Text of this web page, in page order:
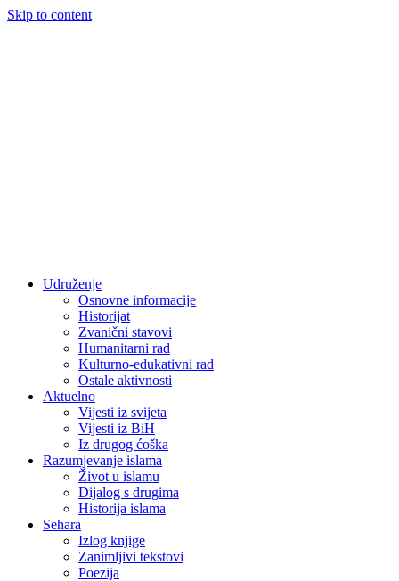
Skip to content
Udruženje
Osnovne informacije
Historijat
Zvanični stavovi
Humanitarni rad
Kulturno-edukativni rad
Ostale aktivnosti
Aktuelno
Vijesti iz svijeta
Vijesti iz BiH
Iz drugog ćoška
Razumjevanje islama
Život u islamu
Dijalog s drugima
Historija islama
Sehara
Izlog knjige
Zanimljivi tekstovi
Poezija